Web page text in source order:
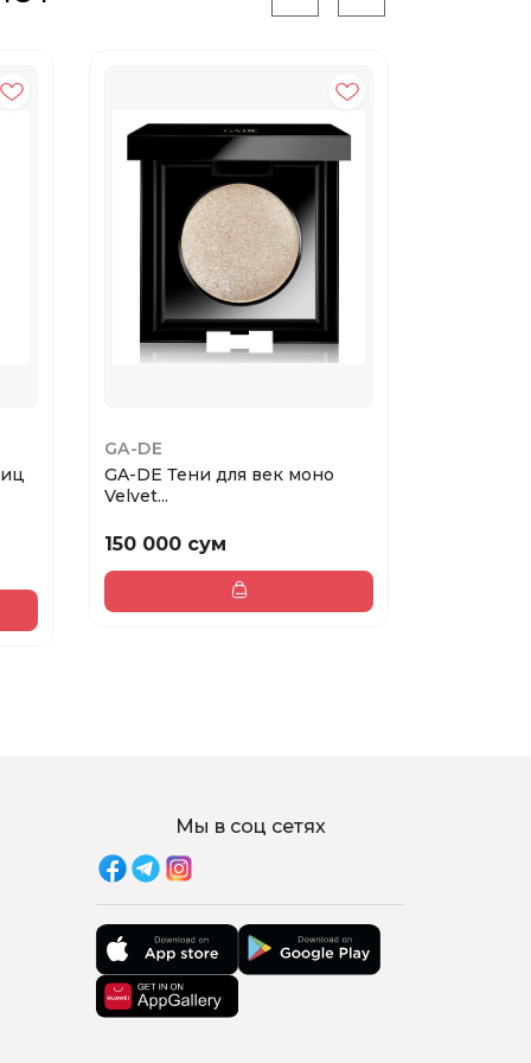
GA-DE
GA-DE Тени для век моно
Velvet...
150 000 сум
Мы в соц сетях